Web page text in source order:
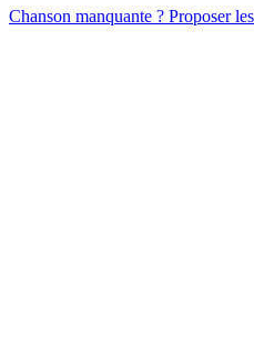
Chanson manquante ? Proposer